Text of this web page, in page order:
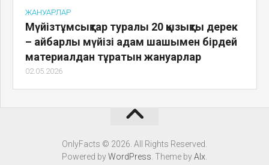
ЖАНУАРЛАР
Мүйізтұмсықтар туралы 20 қызықты дерек
– айбарлы мүйізі адам шашымен бірдей
материалдан тұратын жануарлар
02.05.2026
OnlyFacts © 2026. All Rights Reserved.
Powered byWordPress . Theme byAlx